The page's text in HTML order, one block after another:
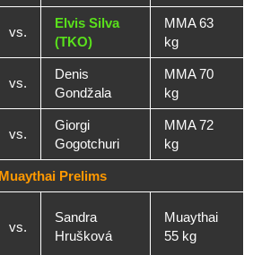
vs.
Elvis Silva
(TKO)
MMA 63
kg
vs.
Denis
Gondžala
MMA 70
kg
vs.
Giorgi
Gogotchuri
MMA 72
kg
Muaythai Prelims
vs.
Sandra
Hrušková
Muaythai
55 kg